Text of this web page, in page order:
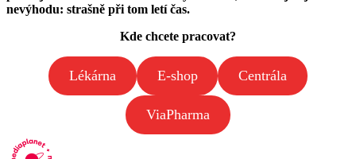
nevýhodu: strašně při tom letí čas.
Kde chcete pracovat?
Lékárna E-shop Centrála
ViaPharma